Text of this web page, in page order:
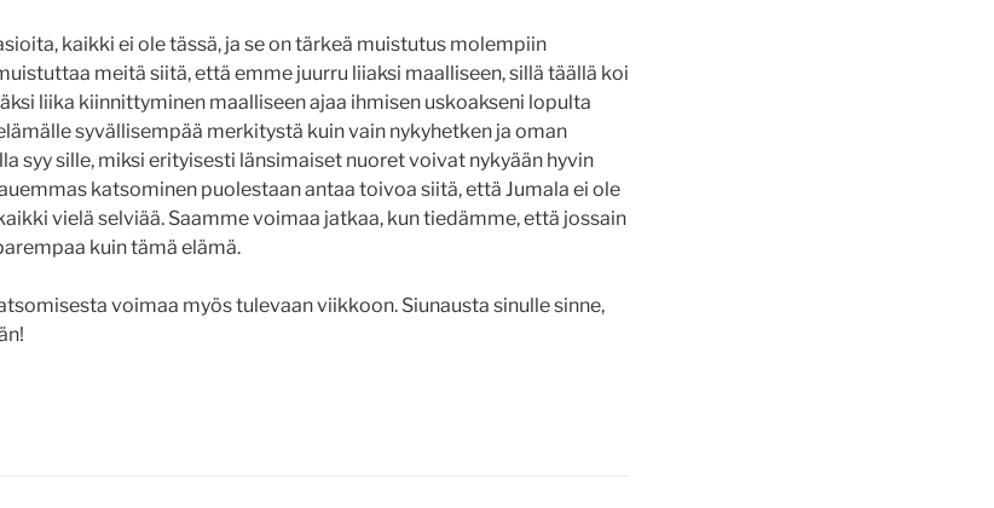
kaikki ei ole tässä, ja se on tärkeä muistutus molempiin
meitä siitä, että emme juurru liiaksi maalliseen, sillä täällä koi
liika kiinnittyminen maalliseen ajaa ihmisen uskoakseni lopulta
syvällisempää merkitystä kuin vain nykyhetken ja oman
syy sille, miksi erityisesti länsimaiset nuoret voivat nykyään hyvin
katsominen puolestaan antaa toivoa siitä, että Jumala ei ole
vielä selviää. Saamme voimaa jatkaa, kun tiedämme, että jossain
kuin tämä elämä.
voimaa myös tulevaan viikkoon. Siunausta sinulle sinne,